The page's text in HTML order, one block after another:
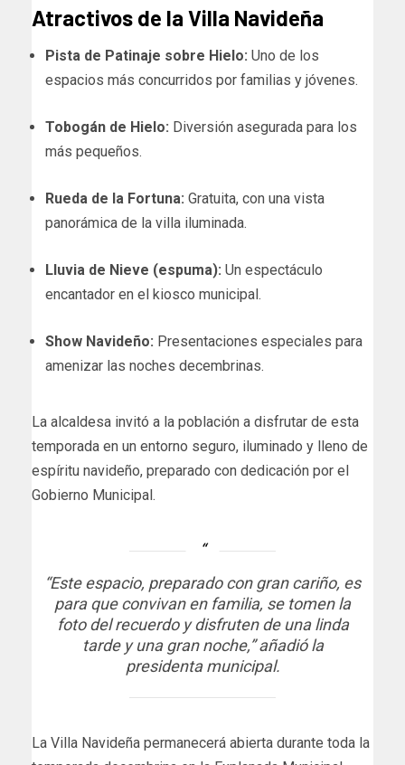
Atractivos de la Villa Navideña
Pista de Patinaje sobre Hielo: Uno de los
espacios más concurridos por familias y jóvenes.
Tobogán de Hielo: Diversión asegurada para los
más pequeños.
Rueda de la Fortuna: Gratuita, con una vista
panorámica de la villa iluminada.
Lluvia de Nieve (espuma): Un espectáculo
encantador en el kiosco municipal.
Show Navideño: Presentaciones especiales para
amenizar las noches decembrinas.
La alcaldesa invitó a la población a disfrutar de esta
temporada en un entorno seguro, iluminado y lleno de
espíritu navideño, preparado con dedicación por el
Gobierno Municipal.
“Este espacio, preparado con gran cariño, es
para que convivan en familia, se tomen la
foto del recuerdo y disfruten de una linda
tarde y una gran noche,”añadió la
presidenta municipal.
La Villa Navideña permanecerá abierta durante toda la